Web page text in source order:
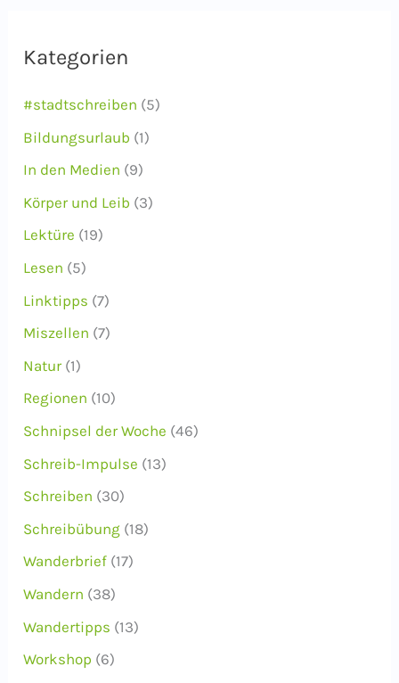
iKategorien
#stadtschreiben (5)
Bildungsurlaub (1)
In den Medien (9)
Körper und Leib (3)
Lektüre (19)
Lesen (5)
Linktipps (7)
Miszellen (7)
Natur(1)
Regionen (10)
Schnipsel der Woche (46)
Schreib-Impulse (13)
Schreiben (30)
Schreibübung (18)
Wanderbrief (17)
Wandern (38)
Wandertipps (13)
Workshop (6)